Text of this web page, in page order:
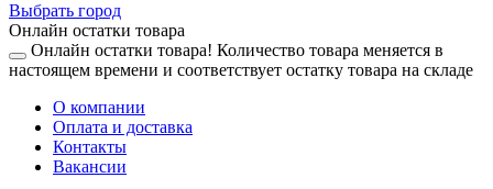
Выбрать город
Онлайн остатки товара
Онлайн остатки товара! Количество товара меняется в
настоящем времени и соответствует остатку товара на складе
О компании
Оплата и доставка
Контакты
Вакансии